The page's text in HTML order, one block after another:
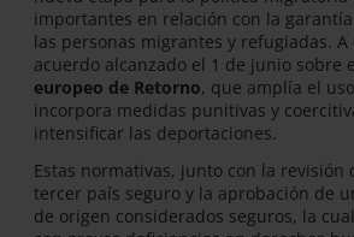
importantes en relación con la
las personas migrantes y refugiadas. A
acuerdo alcanzado el 1 de junio sobre
europeo de Retorno, que amplía el
incorpora medidas punitivas y
intensificar las deportaciones.
Estas normativas, junto con la revisión
tercer país seguro y la aprobación de
de origen considerados seguros, la